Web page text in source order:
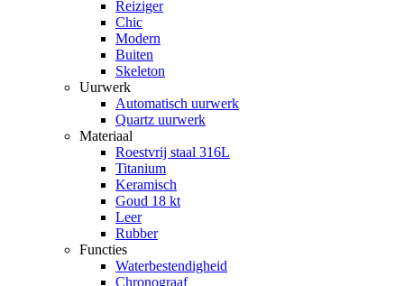
Reiziger
Chic
Modern
Buiten
Skeleton
Uurwerk
Automatisch uurwerk
Quartz uurwerk
Materiaal
Roestvrij staal 316L
Titanium
Keramisch
Goud 18 kt
Leer
Rubber
Functies
Waterbestendigheid
Chronograaf